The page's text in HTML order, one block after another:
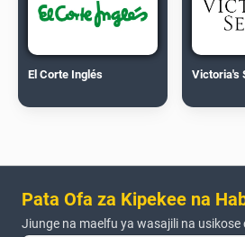
El Corte Inglés Victoria's
Pata Ofa za Kipekee na
Jiunge na maelfu ya wasajili na usikose